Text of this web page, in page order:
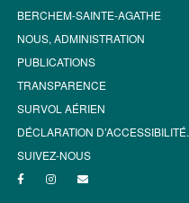
BERCHEM-SAINTE-AGATHE
NOUS, ADMINISTRATION
PUBLICATIONS
TRANSPARENCE
SURVOL AÉRIEN
DÉCLARATION D’ACCESSIBILITÉ.
SUIVEZ-NOUS